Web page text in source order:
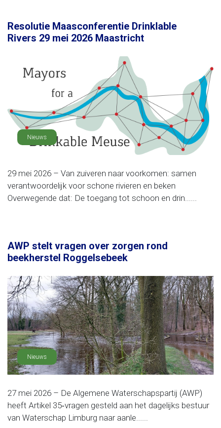
Resolutie Maasconferentie Drinklable
Rivers 29 mei 2026 Maastricht
Nieuws
29 mei 2026 – Van zuiveren naar voorkomen: samen
verantwoordelijk voor schone rivieren en beken
Overwegende dat: De toegang tot schoon en drin......
AWP stelt vragen over zorgen rond
beekherstel Roggelsebeek
Nieuws
27 mei 2026 – De Algemene Waterschapspartij (AWP)
heeft Artikel 35‑vragen gesteld aan het dagelijks bestuur
van Waterschap Limburg naar aanle......